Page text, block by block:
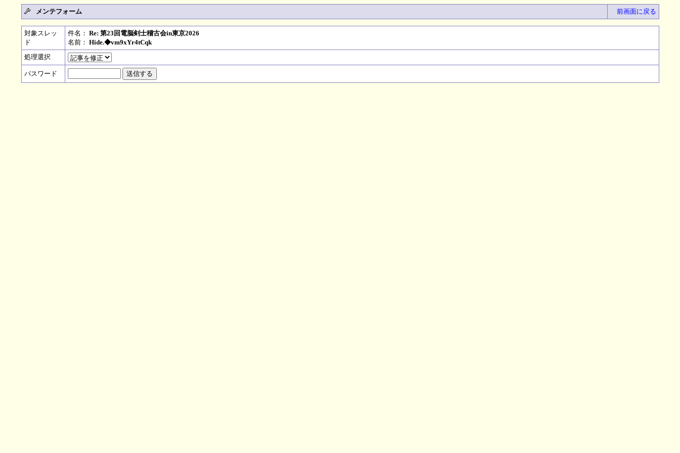
メンテフォーム 前画面に戻る
対象スレッ
ド
件名： Re: 第23回電脳剣士稽古会in東京2026
名前： Hide.◆vm9xYr4tCqk
処理選択
パスワード